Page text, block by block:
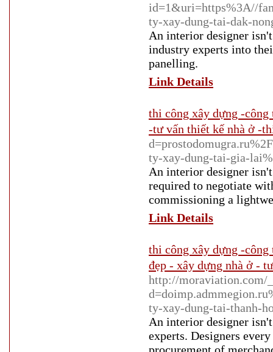
id=1&uri=https%3A//
ty-xay-dung-tai-dak-
An interior designer
industry experts into
panelling.
Link Details
thi công xây dựng -
-tư vấn thiết kế nhà ở -
ty-xay-dung-tai-gia-
An interior designer
required to negotiate
commissioning a
Link Details
thi công xây dựng -
đẹp - xây dựng nhà ở -
http://moraviation.com/
ty-xay-dung-tai-thanh-
An interior designer
experts. Designers